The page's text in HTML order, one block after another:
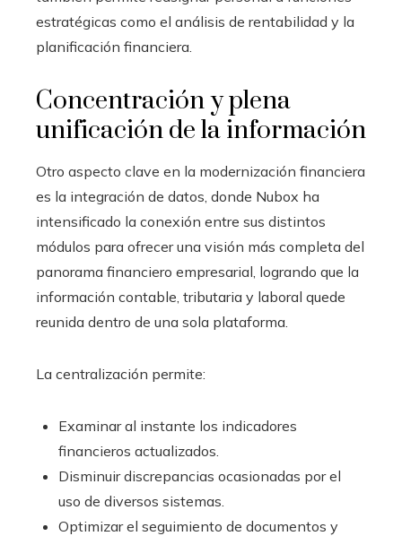
estratégicas como el análisis de rentabilidad y la
planificación financiera.
Concentración y plena
unificación de la información
Otro aspecto clave en la modernización financiera
es la integración de datos, donde Nubox ha
intensificado la conexión entre sus distintos
módulos para ofrecer una visión más completa del
panorama financiero empresarial, logrando que la
información contable, tributaria y laboral quede
reunida dentro de una sola plataforma.
La centralización permite:
Examinar al instante los indicadores
financieros actualizados.
Disminuir discrepancias ocasionadas por el
uso de diversos sistemas.
Optimizar el seguimiento de documentos y